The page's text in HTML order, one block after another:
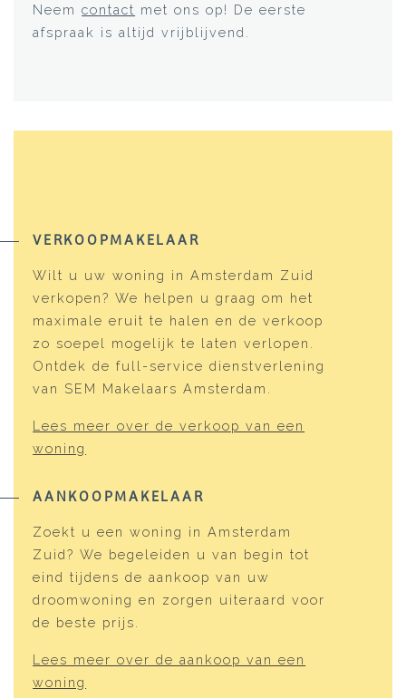
Neemcontact met ons op! De eerste
afspraak is altijd vrijblijvend.
VERKOOPMAKELAAR
Wilt u uw woning in Amsterdam Zuid
verkopen? We helpen u graag om het
maximale eruit te halen en de verkoop
zo soepel mogelijk te laten verlopen.
Ontdek de full-service dienstverlening
van SEM Makelaars Amsterdam.
Lees meer over de verkoop van een
woning
AANKOOPMAKELAAR
Zoekt u een woning in Amsterdam
Zuid? We begeleiden u van begin tot
eind tijdens de aankoop van uw
droomwoning en zorgen uiteraard voor
de beste prijs.
Lees meer over de aankoop van een
woning